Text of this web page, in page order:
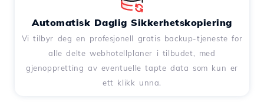
Automatisk Daglig Sikkerhetskopiering
Vi tilbyr deg en profesjonell gratis backup-tjeneste for
alle delte webhotellplaner i tilbudet, med
gjenoppretting av eventuelle tapte data som kun er
ett klikk unna.